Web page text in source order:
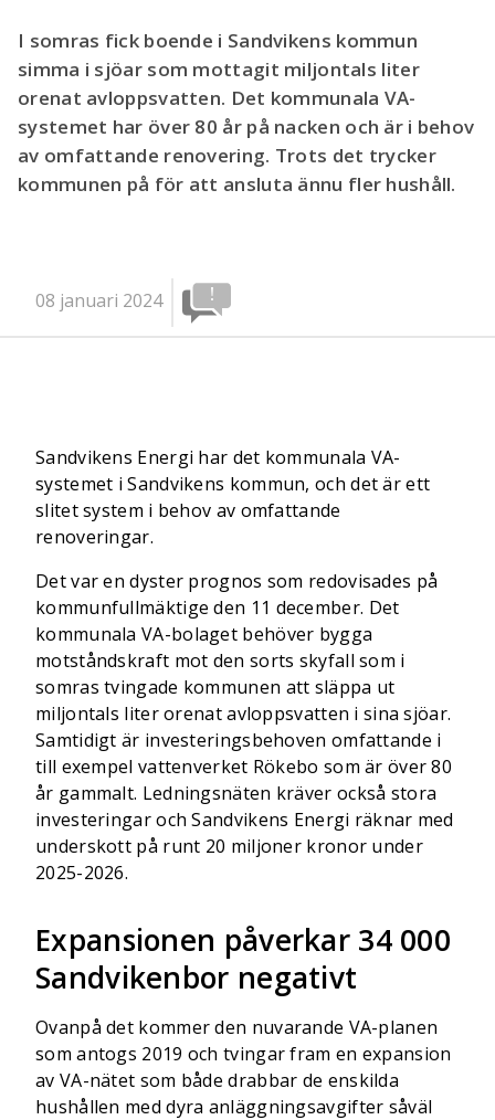
I somras fick boende i Sandvikens kommun
simma i sjöar som mottagit miljontals liter
orenat avloppsvatten. Det kommunala VA-
systemet har över 80 år på nacken och är i behov
av omfattande renovering. Trots det trycker
kommunen på för att ansluta ännu fler hushåll.
08 januari 2024
Sandvikens Energi har det kommunala VA-
systemet i Sandvikens kommun, och det är ett
slitet system i behov av omfattande
renoveringar.
Det var en dyster prognos som redovisades på
kommunfullmäktige den 11 december. Det
kommunala VA-bolaget behöver bygga
motståndskraft mot den sorts skyfall som i
somras tvingade kommunen att släppa ut
miljontals liter orenat avloppsvatten i sina sjöar.
Samtidigt är investeringsbehoven omfattande i
till exempel vattenverket Rökebo som är över 80
år gammalt. Ledningsnäten kräver också stora
investeringar och Sandvikens Energi räknar med
underskott på runt 20 miljoner kronor under
2025-2026.
Expansionen påverkar 34 000
Sandvikenbor negativt
Ovanpå det kommer den nuvarande VA-planen
som antogs 2019 och tvingar fram en expansion
av VA-nätet som både drabbar de enskilda
hushållen med dyra anläggningsavgifter såväl